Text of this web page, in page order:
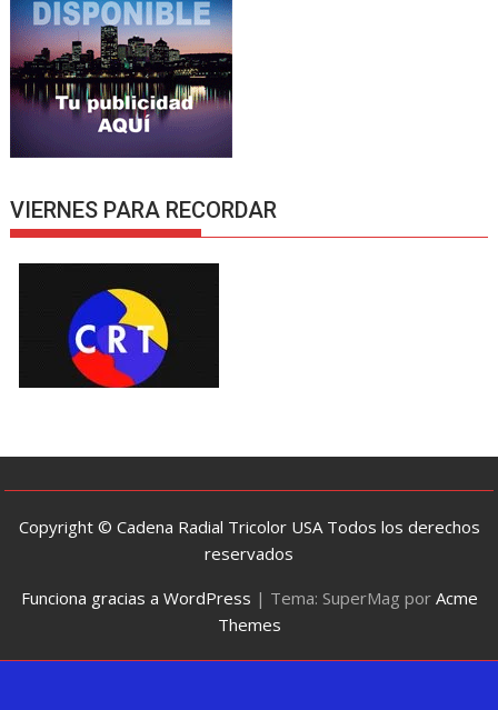
VIERNES PARA RECORDAR
Copyright © Cadena Radial Tricolor USA Todos los derechos
reservados
Funciona gracias a WordPress | Tema: SuperMag por Acme
Themes